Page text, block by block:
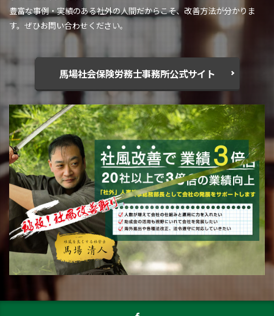
豊富な事例・実績のある社外の人間だからこそ、改善方法が分かりま
す。ぜひお問い合わせください。
馬場社会保険労務士事務所公式サイト